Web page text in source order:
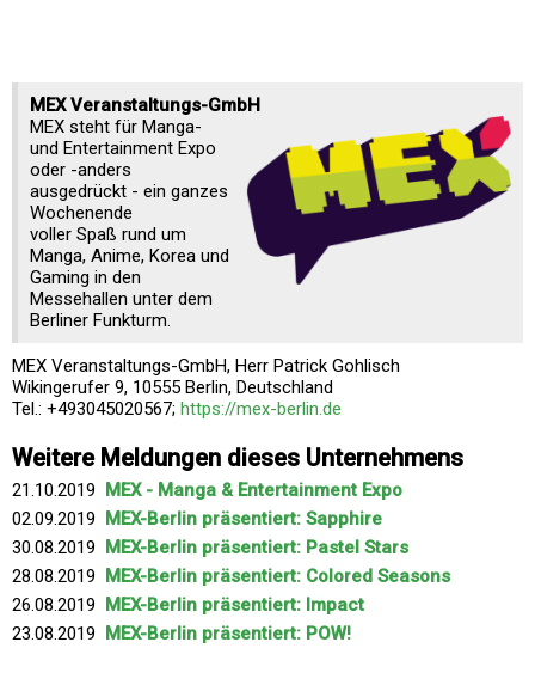
MEX Veranstaltungs-GmbH
MEX steht für Manga-
und Entertainment Expo
oder -anders
ausgedrückt - ein ganzes
Wochenende
voller Spaß rund um
Manga, Anime, Korea und
Gaming in den
Messehallen unter dem
Berliner Funkturm.
MEX Veranstaltungs-GmbH, Herr Patrick Gohlisch
Wikingerufer 9, 10555 Berlin, Deutschland
Tel.: +493045020567; https://mex-berlin.de
Weitere Meldungen dieses Unternehmens
21.10.2019 MEX - Manga & Entertainment Expo
02.09.2019 MEX-Berlin präsentiert: Sapphire
30.08.2019 MEX-Berlin präsentiert: Pastel Stars
28.08.2019 MEX-Berlin präsentiert: Colored Seasons
26.08.2019 MEX-Berlin präsentiert: Impact
23.08.2019 MEX-Berlin präsentiert: POW!